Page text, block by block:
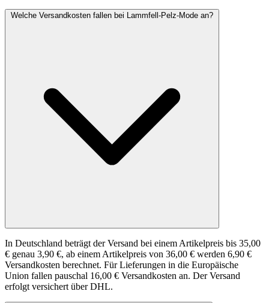
Welche Versandkosten fallen bei Lammfell-Pelz-Mode an?
In Deutschland beträgt der Versand bei einem Artikelpreis bis 35,00
€ genau 3,90 €, ab einem Artikelpreis von 36,00 € werden 6,90 €
Versandkosten berechnet. Für Lieferungen in die Europäische
Union fallen pauschal 16,00 € Versandkosten an. Der Versand
erfolgt versichert über DHL.